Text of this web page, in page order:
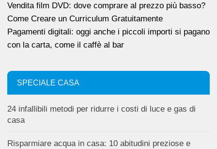
Vendita film DVD: dove comprare al prezzo più basso?
Come Creare un Curriculum Gratuitamente
Pagamenti digitali: oggi anche i piccoli importi si pagano
con la carta, come il caffè al bar
SPECIALE CASA
24 infallibili metodi per ridurre i costi di luce e gas di
casa
Risparmiare acqua in casa: 10 abitudini preziose e